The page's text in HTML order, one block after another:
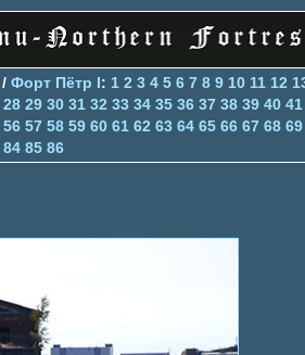
/ Форт Пётр I: 1 2 3 4 5 6 7 8 9 10 11 12
28 29 30 31 32 33 34 35 36 37 38 39 40 41
56 57 58 59 60 61 62 63 64 65 66 67 68 69
84 85 86